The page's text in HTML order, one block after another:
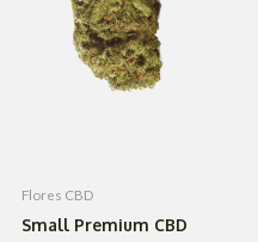
Flores CBD
Small Premium CBD